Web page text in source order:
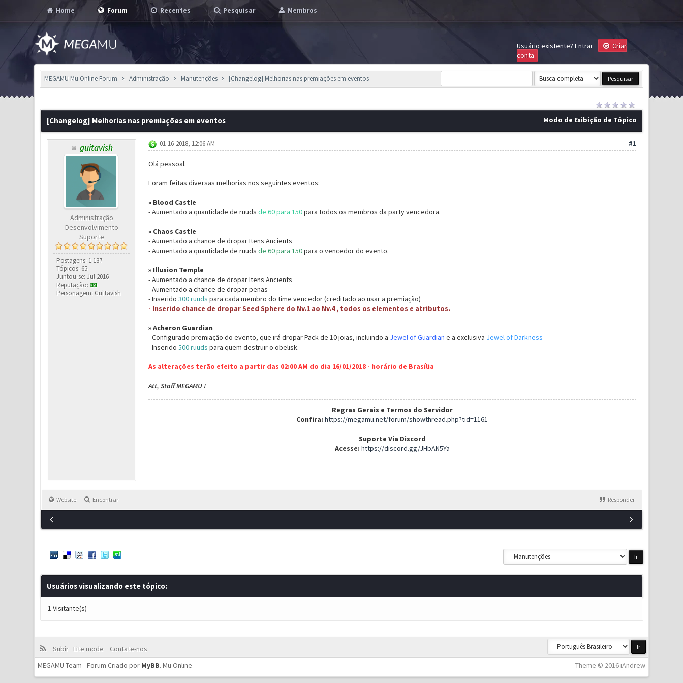
Home Forum Recentes Pesquisar Membros
Usuário existente? Entrar
Criar
conta
MEGAMU Mu Online Forum Administração Manutenções [Changelog] Melhorias nas premiações em eventos
Modo de Exibição de Tópico
[Changelog] Melhorias nas premiações em eventos
guitavish
Administração
Desenvolvimento
Suporte
Postagens: 1.137
Tópicos: 65
Juntou-se: Jul 2016
Reputação: 89
Personagem: GuiTavish
#1
01-16-2018, 12:06 AM
Olá pessoal.
Foram feitas diversas melhorias nos seguintes eventos:
» Blood Castle
- Aumentado a quantidade de ruuds de 60 para 150para todos os membros da party vencedora.
» Chaos Castle
- Aumentado a chance de dropar Itens Ancients
- Aumentado a quantidade de ruuds de 60 para 150para o vencedor do evento.
» Illusion Temple
- Aumentado a chance de dropar Itens Ancients
- Aumentado a chance de dropar penas
- Inserido 300 ruuds para cada membro do time vencedor (creditado ao usar a premiação)
- Inserido chance de dropar Seed Sphere do Nv.1 ao Nv.4 , todos os elementos e atributos.
» Acheron Guardian
- Configurado premiação do evento, que irá dropar Pack de 10 joias, incluindo a Jewel of Guardian e a exclusiva Jewel of Darkness
- Inserido 500 ruuds para quem destruir o obelisk.
As alterações terão efeito a partir das 02:00 AM do dia 16/01/2018 - horário de Brasília
Att, Staff MEGAMU !
Regras Gerais e Termos do Servidor
Confira:https://megamu.net/forum/showthread.php?tid=1161
Suporte Via Discord
Acesse: https://discord.gg/JHbAN5Ya
Website Encontrar Responder
Usuários visualizando este tópico:
1 Visitante(s)
Subir Lite mode
Contate-nos
Theme © 2016 iAndrew
MEGAMU Team - Forum Criado por MyBB.Mu Online